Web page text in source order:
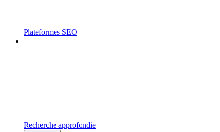
Plateformes SEO
Recherche approfondie